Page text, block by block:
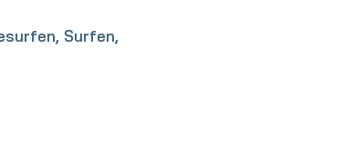
Surfen,